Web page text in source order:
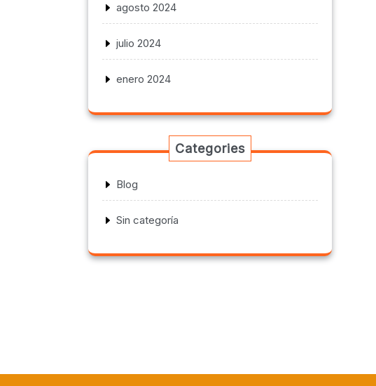
agosto 2024
julio 2024
enero 2024
Categories
Blog
Sin categoría